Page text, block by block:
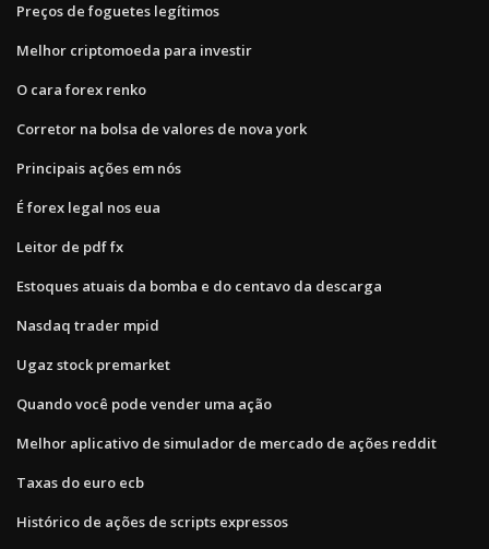
Preços de foguetes legítimos
Melhor criptomoeda para investir
O cara forex renko
Corretor na bolsa de valores de nova york
Principais ações em nós
É forex legal nos eua
Leitor de pdf fx
Estoques atuais da bomba e do centavo da descarga
Nasdaq trader mpid
Ugaz stock premarket
Quando você pode vender uma ação
Melhor aplicativo de simulador de mercado de ações reddit
Taxas do euro ecb
Histórico de ações de scripts expressos